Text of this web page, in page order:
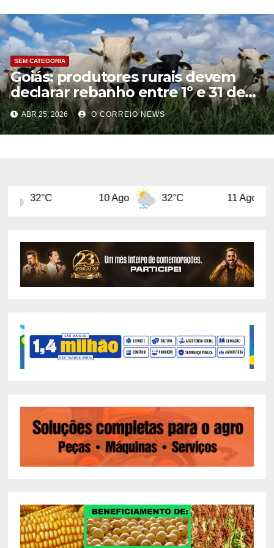
SEM CATEGORIA
Goiás: produtores rurais devem
declarar rebanho entre 1º e 31 de
maio
ABR 25, 2026 O CORREIO NEWS
10 Ago 32°C 11 Ago 29°C